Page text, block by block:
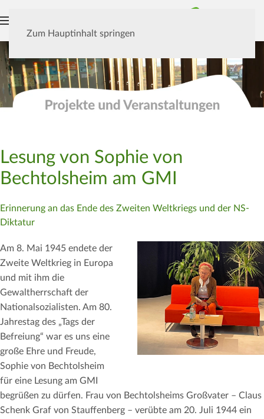
Zum Hauptinhalt springen
Lesung von Sophie von
Bechtolsheim am GMI
Erinnerung an das Ende des Zweiten Weltkriegs und der NS-
Diktatur
Am 8. Mai 1945 endete der
Zweite Weltkrieg in Europa
und mit ihm die
Gewaltherrschaft der
Nationalsozialisten. Am 80.
Jahrestag des „Tags der
Befreiung“ war es uns eine
große Ehre und Freude,
Sophie von Bechtolsheim
für eine Lesung am GMI
begrüßen zu dürfen. Frau von Bechtolsheims Großvater – Claus
Schenk Graf von Stauffenberg – verübte am 20. Juli 1944 ein